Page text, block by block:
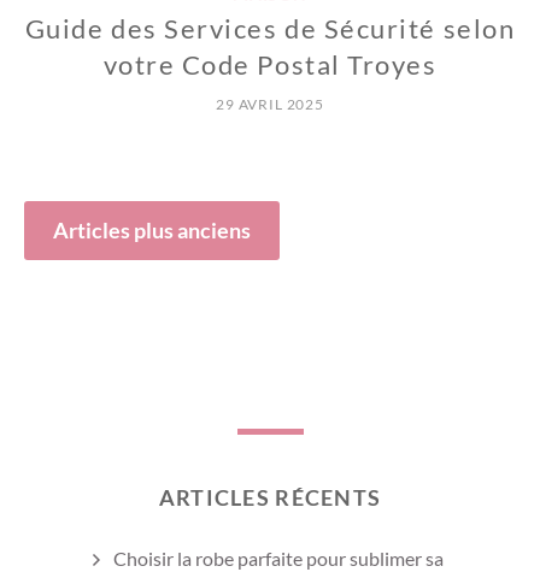
Guide des Services de Sécurité selon
votre Code Postal Troyes
29 AVRIL 2025
Navigation
des
Articles plus anciens
ARTICLES RÉCENTS
Choisir la robe parfaite pour sublimer sa